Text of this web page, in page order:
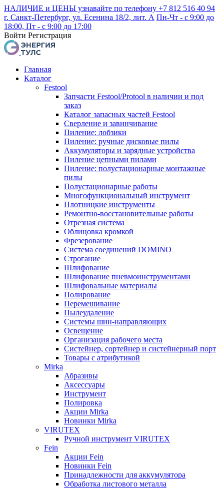
НАЛИЧИЕ и ЦЕНЫ узнавайте по телефону +7 812 516 40 94
г. Санкт-Петербург, ул. Есенина 18/2, лит. А Пн-Чт - с 9:00 до
18:00, Пт - с 9:00 до 17:00
Войти Регистрация
Главная
Каталог
Festool
Запчасти Festool/Protool в наличии и под
заказ
Каталог запасных частей Festool
Сверление и завинчивание
Пиление: лобзики
Пиление: ручные дисковые пилы
Аккумуляторы и зарядные устройства
Пиление цепными пилами
Пиление: полустационарные монтажные
пилы
Полустационарные работы
Многофункциональный инструмент
Плотницкие инструменты
Ремонтно-восстановительные работы
Отрезная система
Облицовка кромкой
Фрезерование
Система соединений DOMINO
Строгание
Шлифование
Шлифование пневмоинструментами
Шлифовальные материалы
Полирование
Перемешивание
Пылеудаление
Системы шин-направляющих
Освещение
Организация рабочего места
Систейнер, сортейнер и систейнерный порт
Товары с атрибутикой
Mirka
Абразивы
Аксессуары
Инструмент
Полировка
Акции Mirka
Новинки Mirka
VIRUTEX
Ручной инструмент VIRUTEX
Fein
Акции Fein
Новинки Fein
Принадлежности для аккумулятора
Обработка листового металла